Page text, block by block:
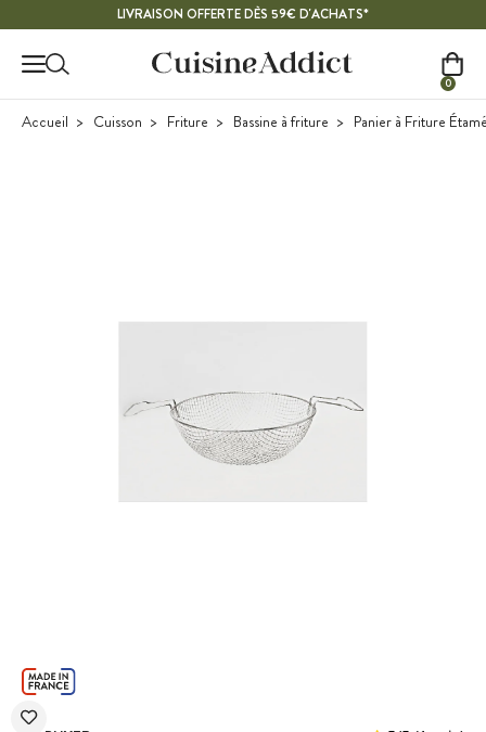
LIVRAISON OFFERTE DÈS 59€ D'ACHATS*
0
Accueil Cuisson Friture Bassine à friture Panier à Friture